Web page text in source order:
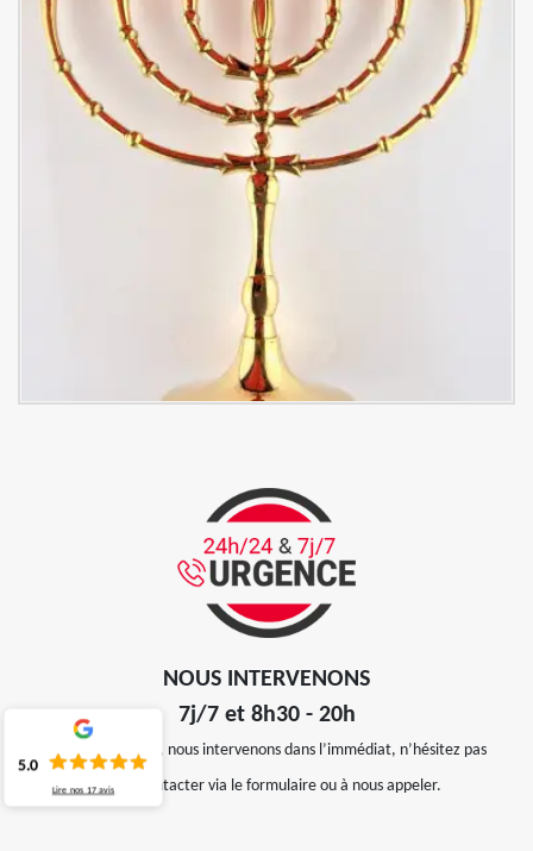
NOUS INTERVENONS
7j/7 et 8h30 - 20h
En cas d’urgence, nous intervenons dans l’immédiat, n’hésitez pas
à nous contacter via le formulaire ou à nous appeler.
5.0
Lire nos 17 avis